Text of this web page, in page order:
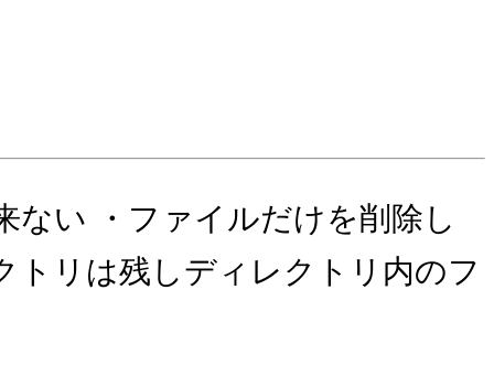
ない ・ファイルだけを削除し
トリは残しディレクトリ内のフ